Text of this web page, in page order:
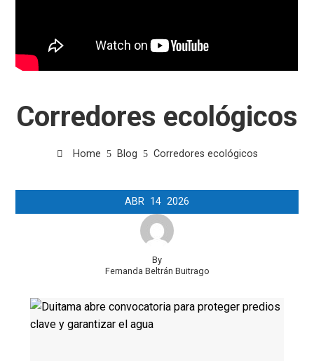
Corredores ecológicos
Home Blog Corredores ecológicos
ABR 14 2026
By
Fernanda Beltrán Buitrago